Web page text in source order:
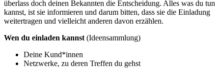
überlass doch deinen Bekannten die Entscheidung. Alles was du tun
kannst, ist sie informieren und darum bitten, dass sie die Einladung
weitertragen und vielleicht anderen davon erzählen.
Wen du einladen kannst(Ideensammlung)
Deine Kund*innen
Netzwerke, zu deren Treffen du gehst